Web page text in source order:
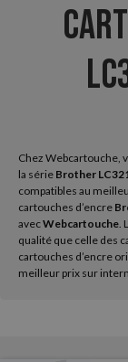
Chez Webcartouche,
la série Brother
compatibles au
cartouches d’encre
avecWebcartouche.
qualité que celle des
cartouches d’encre
meilleur prix sur